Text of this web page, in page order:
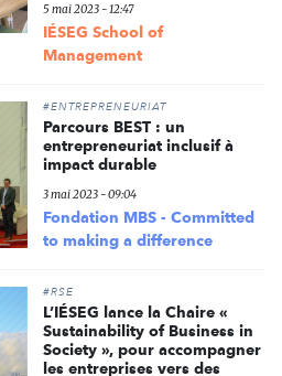
5 mai 2023 - 12:47
IÉSEG School of
Management
#ENTREPRENEURIAT
Parcours BEST : un
entrepreneuriat inclusif à
impact durable
3 mai 2023 - 09:04
Fondation MBS - Committed
to making a difference
#RSE
L’IÉSEG lance la Chaire «
Sustainability of Business in
Society », pour accompagner
les entreprises vers des